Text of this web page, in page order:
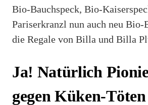
Bio-Bauchspeck, Bio-
Pariserkranzl nun auch neu Bio-
die Regale von Billa und Billa
Ja! Natürlich
gegen Küken-